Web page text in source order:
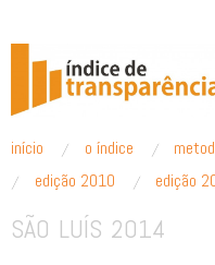
ÍNDICE DE
Menu
pular para o conteúdo
início o índice
edição 2010
edição
SÃO LUÍS 2014